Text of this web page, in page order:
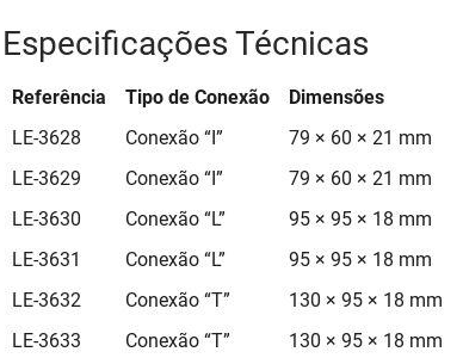
Especificações Técnicas
Referência Tipo de Conexão Dimensões
LE-3628
Conexão “I” 79 × 60 × 21 mm
LE-3629
Conexão “I” 79 × 60 × 21 mm
LE-3630
Conexão “L” 95 × 95 × 18 mm
LE-3631
Conexão “L” 95 × 95 × 18 mm
LE-3632
Conexão “T” 130 × 95 × 18 mm
LE-3633
Conexão “T” 130 × 95 × 18 mm